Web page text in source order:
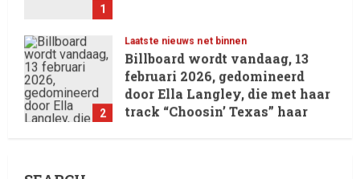
1
2
Laatste nieuws net binnen
Billboard wordt vandaag, 13
februari 2026, gedomineerd
door Ella Langley, die met haar
track “Choosin’ Texas” haar